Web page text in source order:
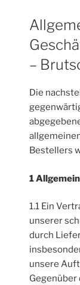
–
Die
Bestellers
1
1.1 Ein
unserer
durch
unsere
Gegenüber